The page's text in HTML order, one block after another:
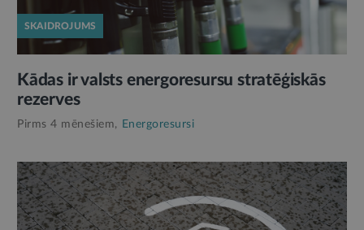
SKAIDROJUMS
Kādas ir valsts energoresursu stratēģiskās
rezerves
Pirms 4 mēnešiem, Energoresursi